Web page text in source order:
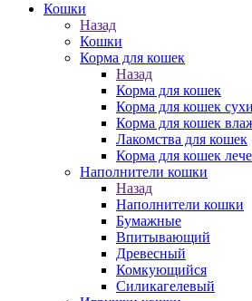
Кошки
Назад
Кошки
Корма для кошек
Назад
Корма для кошек
Корма для кошек
Корма для кошек
Лакомства для кошек
Корма для кошек
Наполнители кошки
Назад
Наполнители кошки
Бумажные
Впитывающий
Древесный
Комкующийся
Силикагелевый